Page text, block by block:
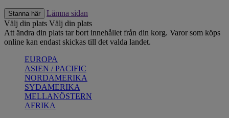
Stanna här
Lämna sidan
Välj din plats Välj din plats
Att ändra din plats tar bort innehållet från din korg. Varor som köps
online kan endast skickas till det valda landet.
EUROPA
ASIEN / PACIFIC
NORDAMERIKA
SYDAMERIKA
MELLANÖSTERN
AFRIKA